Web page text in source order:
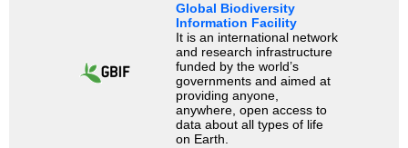
Global Biodiversity
Information Facility
It is an international network
and research infrastructure
funded by the world’s
governments and aimed at
providing anyone,
anywhere, open access to
data about all types of life
on Earth.